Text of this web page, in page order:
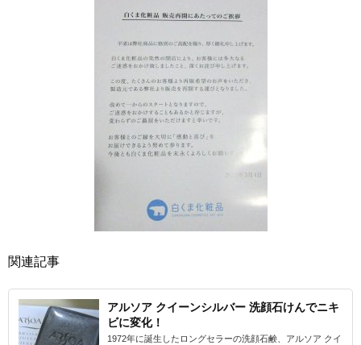
関連記事
アルソア クイーンシルバー 洗顔石けんでニキ
ビに変化！
1972年に誕生したロングセラーの洗顔石鹸、アルソア クイ